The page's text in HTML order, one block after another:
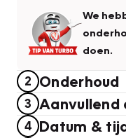
We
doen.
2 Onderhoud
3 Aanvullend
4 Datum &